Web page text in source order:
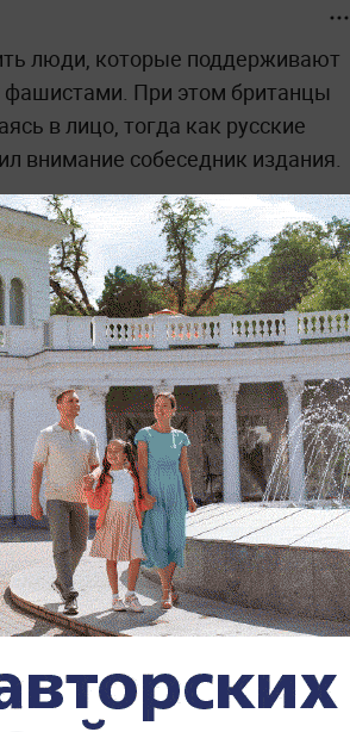
люди, которые поддерживают
При этом британцы
в лицо, тогда как русские
внимание собеседник издания.
о жизни в РФ. При
со стороны западных
рубежом нравится его контент.
бы помогала иностранцам
в Санкт-
из Испании пары
четырнадцатый
что их поражает в РФ
возможности. Кроме